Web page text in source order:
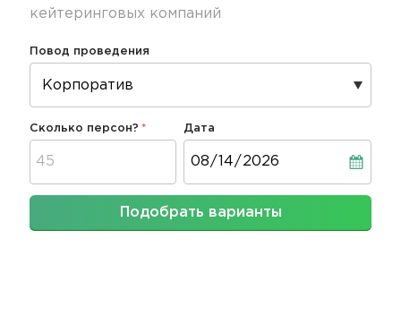
кейтеринговых компаний
Повод проведения
Сколько персон? Дата
Подобрать варианты